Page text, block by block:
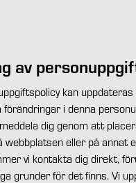
av
kan
förändringar i denna
dig genom att
webbplatsen eller på annat
vi kontakta dig direkt,
grunder för det finns. Vi